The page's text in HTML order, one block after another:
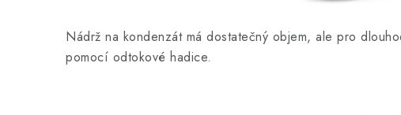
Nádrž na kondenzát má dostatečný objem, ale pro
pomocí odtokové hadice.